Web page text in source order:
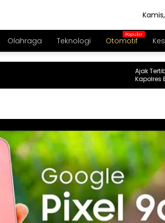
Olahraga Teknologi Otomotif
Ajak Tertib Lalu
Kapolres Banjar
Royong